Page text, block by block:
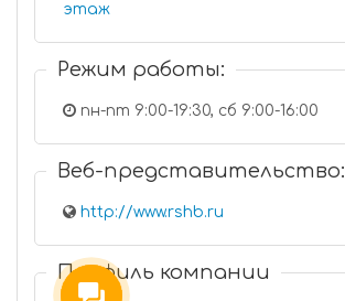
этаж
Режим работы:
пн-пт 9:00-19:30, сб 9:00-16:00
Веб-представительство:
http://www.rshb.ru
Профиль компании